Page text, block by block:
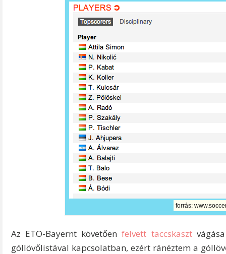
forrás:
Az ETO-Bayernt követőenfelvett taccskaszt
góllövőlistával kapcsolatban, ezért ránéztem a